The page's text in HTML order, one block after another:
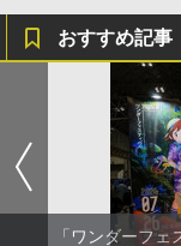
おすすめ記事
「ワンダーフ